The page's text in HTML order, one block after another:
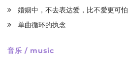
婚姻中，不去表达爱，比不爱更可怕
单曲循环的执念
音乐 / music